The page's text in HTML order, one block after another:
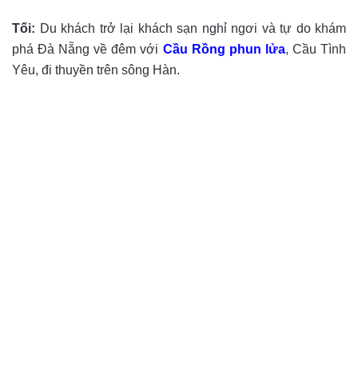
Tối: Du khách trở lại khách sạn nghỉ ngơi và tự do khám
phá Đà Nẵng về đêm với Cầu Rồng phun lửa, Cầu Tình
Yêu, đi thuyền trên sông Hàn.